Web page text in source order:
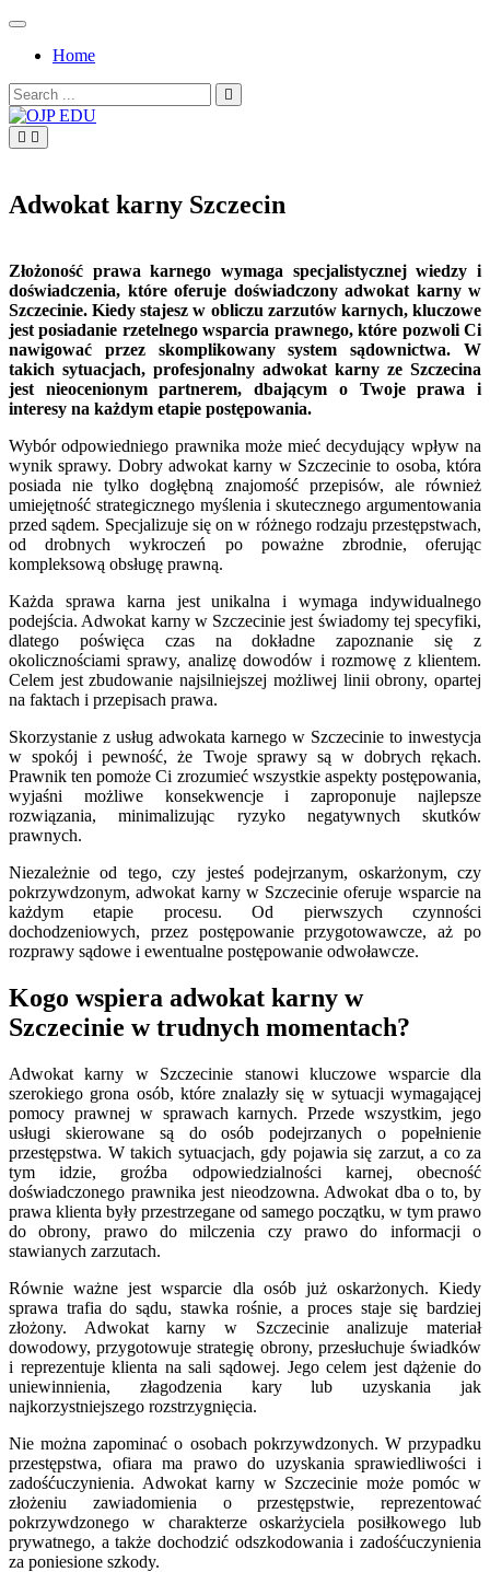
Skip
contentHome
Search
for:
Adwokat karny Szczecin
Złożoność prawa karnego wymaga specjalistycznej wiedzy i
doświadczenia, które oferuje doświadczony adwokat karny w
Szczecinie. Kiedy stajesz w obliczu zarzutów karnych, kluczowe
jest posiadanie rzetelnego wsparcia prawnego, które pozwoli Ci
nawigować przez skomplikowany system sądownictwa. W
takich sytuacjach, profesjonalny adwokat karny ze Szczecina
jest nieocenionym partnerem, dbającym o Twoje prawa i
interesy na każdym etapie postępowania.
Wybór odpowiedniego prawnika może mieć decydujący wpływ na
wynik sprawy. Dobry adwokat karny w Szczecinie to osoba, która
posiada nie tylko dogłębną znajomość przepisów, ale również
umiejętność strategicznego myślenia i skutecznego argumentowania
przed sądem. Specjalizuje się on w różnego rodzaju przestępstwach,
od drobnych wykroczeń po poważne zbrodnie, oferując
kompleksową obsługę prawną.
Każda sprawa karna jest unikalna i wymaga indywidualnego
podejścia. Adwokat karny w Szczecinie jest świadomy tej specyfiki,
dlatego poświęca czas na dokładne zapoznanie się z
okolicznościami sprawy, analizę dowodów i rozmowę z klientem.
Celem jest zbudowanie najsilniejszej możliwej linii obrony, opartej
na faktach i przepisach prawa.
Skorzystanie z usług adwokata karnego w Szczecinie to inwestycja
w spokój i pewność, że Twoje sprawy są w dobrych rękach.
Prawnik ten pomoże Ci zrozumieć wszystkie aspekty postępowania,
wyjaśni możliwe konsekwencje i zaproponuje najlepsze
rozwiązania, minimalizując ryzyko negatywnych skutków
prawnych.
Niezależnie od tego, czy jesteś podejrzanym, oskarżonym, czy
pokrzywdzonym, adwokat karny w Szczecinie oferuje wsparcie na
każdym etapie procesu. Od pierwszych czynności
dochodzeniowych, przez postępowanie przygotowawcze, aż po
rozprawy sądowe i ewentualne postępowanie odwoławcze.
Kogo wspiera adwokat karny w
Szczecinie w trudnych momentach?
Adwokat karny w Szczecinie stanowi kluczowe wsparcie dla
szerokiego grona osób, które znalazły się w sytuacji wymagającej
pomocy prawnej w sprawach karnych. Przede wszystkim, jego
usługi skierowane są do osób podejrzanych o popełnienie
przestępstwa. W takich sytuacjach, gdy pojawia się zarzut, a co za
tym idzie, groźba odpowiedzialności karnej, obecność
doświadczonego prawnika jest nieodzowna. Adwokat dba o to, by
prawa klienta były przestrzegane od samego początku, w tym prawo
do obrony, prawo do milczenia czy prawo do informacji o
stawianych zarzutach.
Równie ważne jest wsparcie dla osób już oskarżonych. Kiedy
sprawa trafia do sądu, stawka rośnie, a proces staje się bardziej
złożony. Adwokat karny w Szczecinie analizuje materiał
dowodowy, przygotowuje strategię obrony, przesłuchuje świadków
i reprezentuje klienta na sali sądowej. Jego celem jest dążenie do
uniewinnienia, złagodzenia kary lub uzyskania jak
najkorzystniejszego rozstrzygnięcia.
Nie można zapominać o osobach pokrzywdzonych. W przypadku
przestępstwa, ofiara ma prawo do uzyskania sprawiedliwości i
zadośćuczynienia. Adwokat karny w Szczecinie może pomóc w
złożeniu zawiadomienia o przestępstwie, reprezentować
pokrzywdzonego w charakterze oskarżyciela posiłkowego lub
prywatnego, a także dochodzić odszkodowania i zadośćuczynienia
za poniesione szkody.